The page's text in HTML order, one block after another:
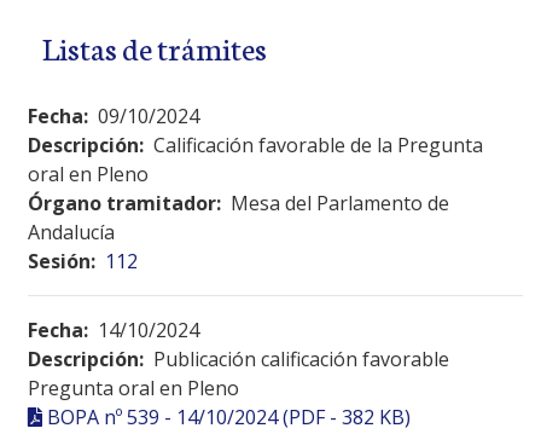
Listas de trámites
Fecha: 09/10/2024
Descripción: Calificación favorable de la Pregunta
oral en Pleno
Órgano tramitador: Mesa del Parlamento de
Andalucía
Sesión: 112
Fecha: 14/10/2024
Descripción: Publicación calificación favorable
Pregunta oral en Pleno
BOPA nº 539 - 14/10/2024 (PDF - 382 KB)